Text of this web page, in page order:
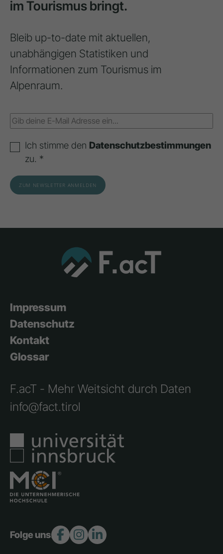
im Tourismus bringt.
Bleib up-to-date mit aktuellen,
unabhängigen Statistiken und
Informationen zum Tourismus im
Alpenraum.
Ich stimme den Datenschutzbestimmungen
zu. *
Impressum
Datenschutz
Kontakt
Glossar
F.acT - Mehr Weitsicht durch Daten
info@fact.tirol
Folge uns: